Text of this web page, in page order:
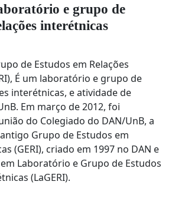
e grupo de
interétnicas
de Estudos em Relações
É um laboratório e grupo de
interétnicas, e atividade de
Em março de 2012, foi
do Colegiado do DAN/UnB, a
Grupo de Estudos em
(GERI), criado em 1997 no DAN e
Laboratório e Grupo de Estudos
(LaGERI).